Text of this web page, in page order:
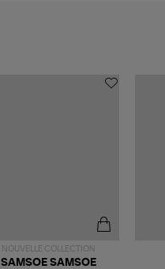
NOUVELLE COLLECTION
SAMSOE SAMSOE